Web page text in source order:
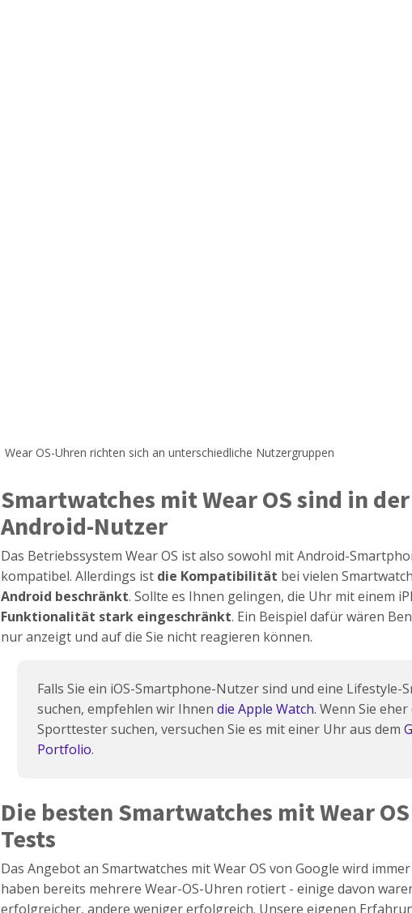
Wear OS-Uhren richten sich an unterschiedliche Nutzergruppen
Smartwatches mit Wear OS sind in
Android-Nutzer
Das Betriebssystem Wear OS ist also sowohl mit Android-
kompatibel. Allerdings ist die Kompatibilität bei vielen
Android beschränkt. Sollte es Ihnen gelingen, die Uhr mit einem
Funktionalität stark eingeschränkt. Ein Beispiel dafür wären
nur anzeigt und auf die Sie nicht reagieren können.
Falls Sie ein iOS-Smartphone-Nutzer sind und eine Lifestyle-
suchen, empfehlen wir Ihnen die Apple Watch. Wenn Sie
Sporttester suchen, versuchen Sie es mit einer Uhr aus dem
Portfolio.
Die besten Smartwatches mit Wear
Tests
Das Angebot an Smartwatches mit Wear OS von Google wird
haben bereits mehrere Wear-OS-Uhren rotiert - einige davon
erfolgreicher, andere weniger erfolgreich. Unsere eigenen